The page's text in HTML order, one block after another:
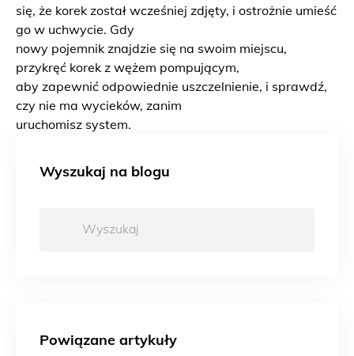
się, że korek został wcześniej zdjęty, i ostrożnie umieść
go w uchwycie. Gdy
nowy pojemnik znajdzie się na swoim miejscu,
przykręć korek z wężem pompującym,
aby zapewnić odpowiednie uszczelnienie, i sprawdź,
czy nie ma wycieków, zanim
uruchomisz system.
Wyszukaj na blogu
Powiązane artykuły